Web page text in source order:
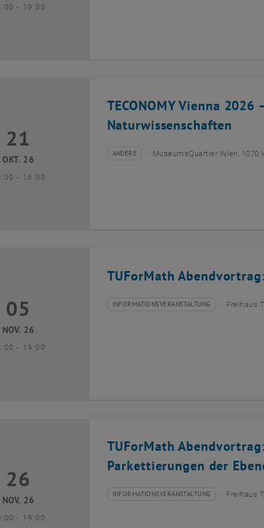
- bis
19:00
TECONOMY Vienna
Naturwissenschaften
Oktober 2026
21
OKT. 26
- bis
16:00
Veranstaltungstyp:
ANDERE
Veranstaltungsort:MuseumsQuartier Wien, 1070
TUForMath
November 2026
05
NOV. 26
- bis
19:00
Veranstaltungstyp:
INFORMATIONSVERANSTALTUNG
Veranstaltungsort: Freihaus
TUForMath
Parkettierungen der
November 2026
26
NOV. 26
- bis
19:00
Veranstaltungstyp:
INFORMATIONSVERANSTALTUNG
Veranstaltungsort: Freihaus